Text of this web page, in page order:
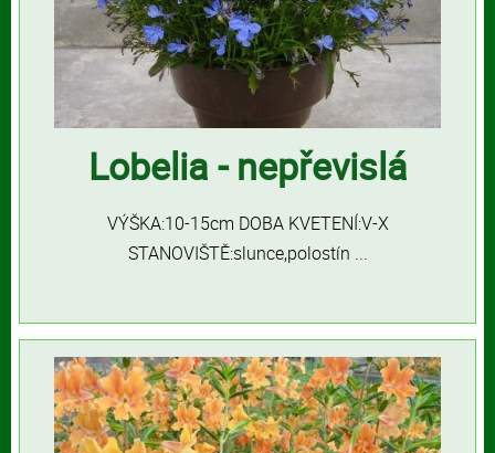
Lobelia - nepřevislá
VÝŠKA:10-15cm DOBA KVETENÍ:V-X
STANOVIŠTĚ:slunce,polostín ...